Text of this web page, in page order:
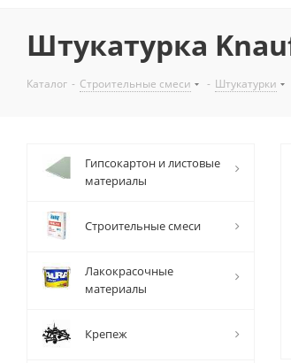
Штукатурка
Каталог - Строительные смеси - Штукатурки
Гипсокартон и листовые
материалы
Строительные смеси
Лакокрасочные
материалы
Крепеж